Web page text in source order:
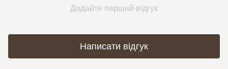
Додайте перший відгук
Написати відгук